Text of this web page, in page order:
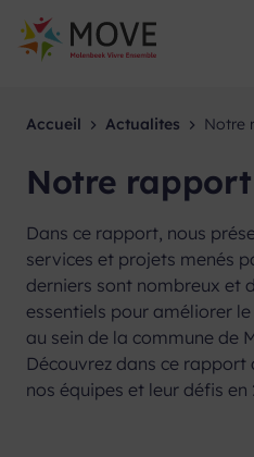
content
Accueil Actualites Notre
Notre
Dans ce rapport, nous
services et projets menés
derniers sont nombreux et
essentiels pour améliorer
au sein de la commune de
Découvrez dans ce
nos équipes et leur défis en